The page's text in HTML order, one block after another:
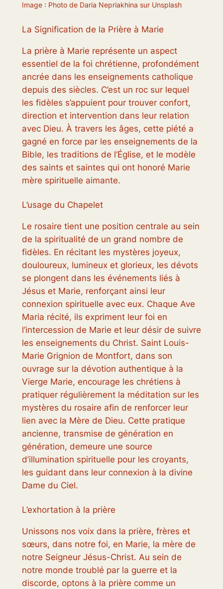
Image : Photo de Daria Nepriakhina sur Unsplash
La Signification de la Prière à Marie
La prière à Marie représente un aspect
essentiel de la foi chrétienne, profondément
ancrée dans les enseignements catholique
depuis des siècles. C’est un roc sur lequel
les fidèles s’appuient pour trouver confort,
direction et intervention dans leur relation
avec Dieu. À travers les âges, cette piété a
gagné en force par les enseignements de la
Bible, les traditions de l’Église, et le modèle
des saints et saintes qui ont honoré Marie
mère spirituelle aimante.
L’usage du Chapelet
Le rosaire tient une position centrale au sein
de la spiritualité de un grand nombre de
fidèles. En récitant les mystères joyeux,
douloureux, lumineux et glorieux, les dévots
se plongent dans les événements liés à
Jésus et Marie, renforçant ainsi leur
connexion spirituelle avec eux. Chaque Ave
Maria récité, ils expriment leur foi en
l’intercession de Marie et leur désir de suivre
les enseignements du Christ. Saint Louis-
Marie Grignion de Montfort, dans son
ouvrage sur la dévotion authentique à la
Vierge Marie, encourage les chrétiens à
pratiquer régulièrement la méditation sur les
mystères du rosaire afin de renforcer leur
lien avec la Mère de Dieu. Cette pratique
ancienne, transmise de génération en
génération, demeure une source
d’illumination spirituelle pour les croyants,
les guidant dans leur connexion à la divine
Dame du Ciel.
L’exhortation à la prière
Unissons nos voix dans la prière, frères et
sœurs, dans notre foi, en Marie, la mère de
notre Seigneur Jésus-Christ. Au sein de
notre monde troublé par la guerre et la
discorde, optons à la prière comme un